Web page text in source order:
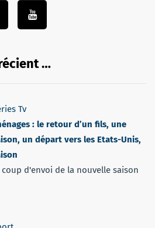
…
Tv
: le retour d’un fils, une
un départ vers les Etats-Unis,
d'envoi de la nouvelle saison